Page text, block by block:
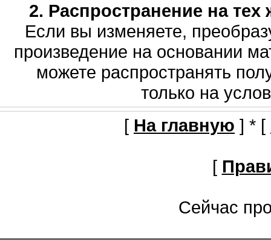
2. Распространение на тех
Если вы изменяете,
произведение на основании
можете распространять
только на
[ На главную ] * [
[
Сейчас